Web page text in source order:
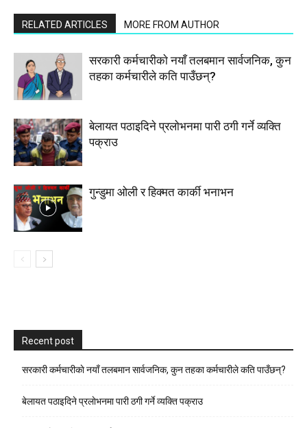
RELATED ARTICLES MORE FROM AUTHOR
सरकारी कर्मचारीकाे नयाँ तलबमान सार्वजनिक, कुन
तहका कर्मचारीले कति पाउँछन्?
बेलायत पठाइदिने प्रलाेभनमा पारी ठगी गर्ने व्यक्ति
पक्राउ
गुन्डुमा ओली र हिक्मत कार्की भनाभन
Recent post
सरकारी कर्मचारीकाे नयाँ तलबमान सार्वजनिक, कुन तहका कर्मचारीले कति पाउँछन्?
बेलायत पठाइदिने प्रलाेभनमा पारी ठगी गर्ने व्यक्ति पक्राउ